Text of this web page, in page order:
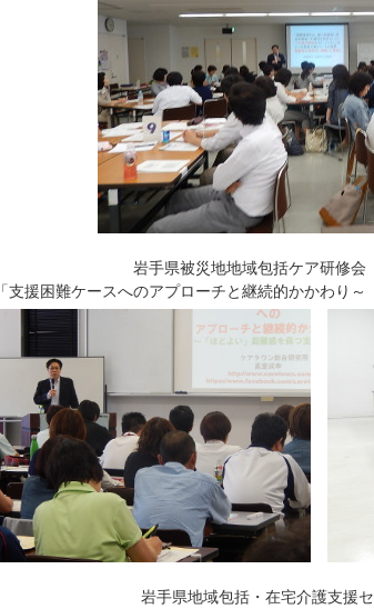
岩手県被災地地域包括ケア研修会
「支援困難ケースへのアプローチと継続的かかわり
岩手県地域包括・在宅介護支援